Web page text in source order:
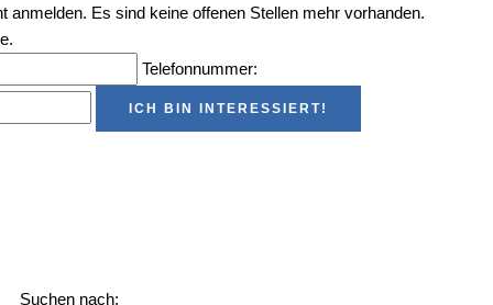
Es sind kei­ne offe­nen Stel­len mehr vorhanden.
Tele­fon­num­mer:
Suchen nach: